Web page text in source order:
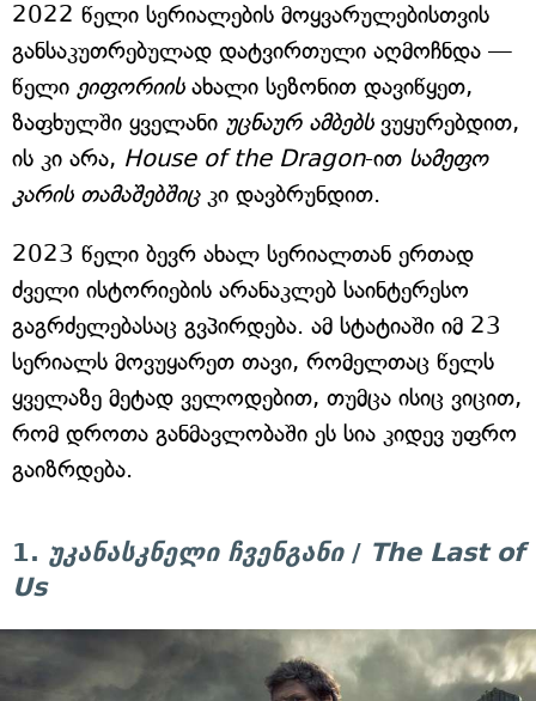
2022 წელი სერიალების მოყვარულებისთვის
განსაკუთრებულად დატვირთული აღმოჩნდა —
წელი ეიფორიისახალი სეზონით დავიწყეთ,
ზაფხულში ყველანი უცნაურ ამბებსვუყურებდით,
ის კი არა, House of the Dragon-ით სამეფო
კარის თამაშებშიცკი დავბრუნდით.
2023 წელი ბევრ ახალ სერიალთან ერთად
ძველი ისტორიების არანაკლებ საინტერესო
გაგრძელებასაც გვპირდება. ამ სტატიაში იმ 23
სერიალს მოვუყარეთ თავი, რომელთაც წელს
ყველაზე მეტად ველოდებით, თუმცა ისიც ვიცით,
რომ დროთა განმავლობაში ეს სია კიდევ უფრო
გაიზრდება.
1. უკანასკნელი ჩვენგანი/ The Last of
Us